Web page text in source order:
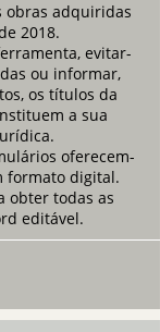
obras adquiridas
2018.
evitar-
ou informar,
os títulos da
a sua
oferecem-
formato digital.
obter todas as
editável.